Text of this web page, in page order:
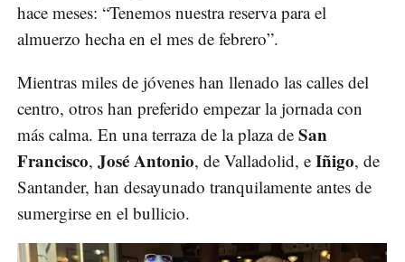
hace meses: “Tenemos nuestra reserva para el
almuerzo hecha en el mes de febrero”.
Mientras miles de jóvenes han llenado las calles del
centro, otros han preferido empezar la jornada con
más calma. En una terraza de la plaza de San
Francisco, José Antonio, de Valladolid, e Iñigo, de
Santander, han desayunado tranquilamente antes de
sumergirse en el bullicio.